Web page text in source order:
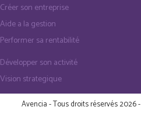
Créer son entreprise
Aide a la gestion
Performer sa rentabilité
Développer son activité
Vision strategique
Avencia - Tous droits réservés 2026 -